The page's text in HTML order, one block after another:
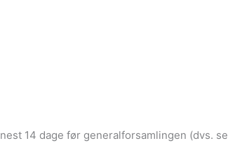
14 dage før generalforsamlingen (dvs.